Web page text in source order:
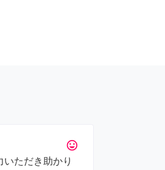
tag_faces
ただき助かり